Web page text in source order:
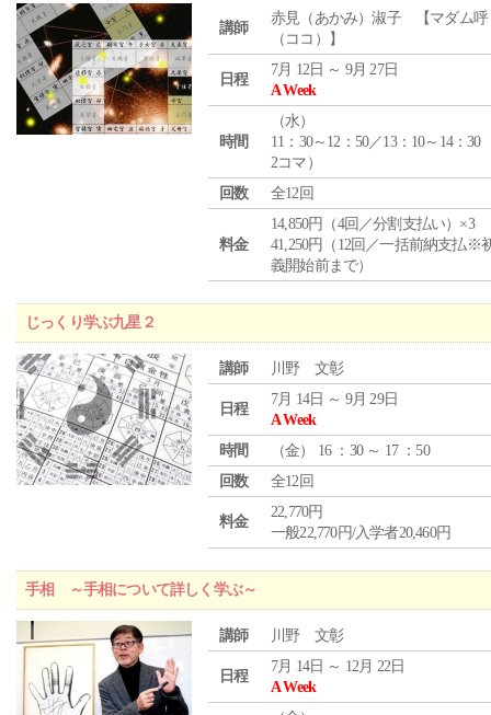
講師
赤見（あかみ）淑子 【マダム呼
（ココ）】
日程
7月 12日 ～ 9月 27日
A Week
時間
（水）
11：30～12：50／13：10～14：30
2コマ）
回数
全12回
料金
14,850円（4回／分割支払い）×3
41,250円（12回／一括前納支払※
義開始前まで）
じっくり学ぶ九星２
講師 川野 文彰
日程
7月 14日 ～ 9月 29日
A Week
時間
（金） 16 ：30 ～ 17 ：50
回数
全12回
料金
22,770円
一般22,770円/入学者20,460円
手相 ～手相について詳しく学ぶ～
講師 川野 文彰
日程
7月 14日 ～ 12月 22日
A Week